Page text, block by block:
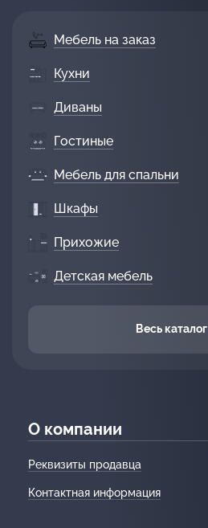
Мебель на заказ
Кухни
Диваны
Гостиные
Мебель для спальни
Шкафы
Прихожие
Детская мебель
Весь каталог
О компании
Реквизиты продавца
Контактная информация